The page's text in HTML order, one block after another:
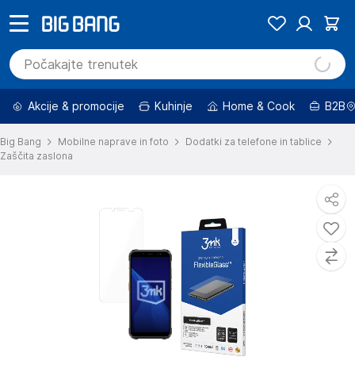
Akcije & promocije Kuhinje Home & Cook B2B
Big Bang Mobilne naprave in foto
Dodatki za telefone in tablice
Zaščita zaslona